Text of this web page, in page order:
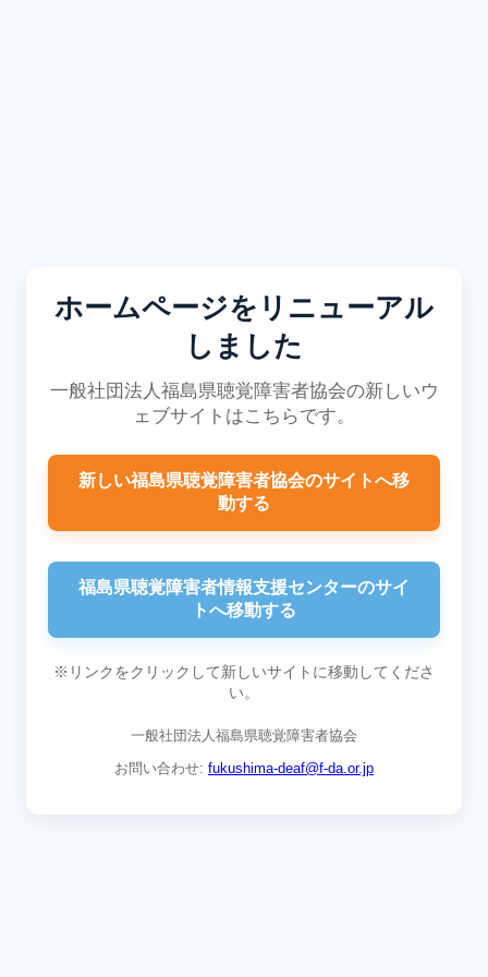
ホームページをリニューアル
しました
一般社団法人福島県聴覚障害者協会の新しいウ
ェブサイトはこちらです。
新しい福島県聴覚障害者協会のサイトへ移
動する
福島県聴覚障害者情報支援センターのサイ
トへ移動する
※リンクをクリックして新しいサイトに移動してくださ
い。
一般社団法人福島県聴覚障害者協会
お問い合わせ: fukushima-deaf@f-da.or.jp